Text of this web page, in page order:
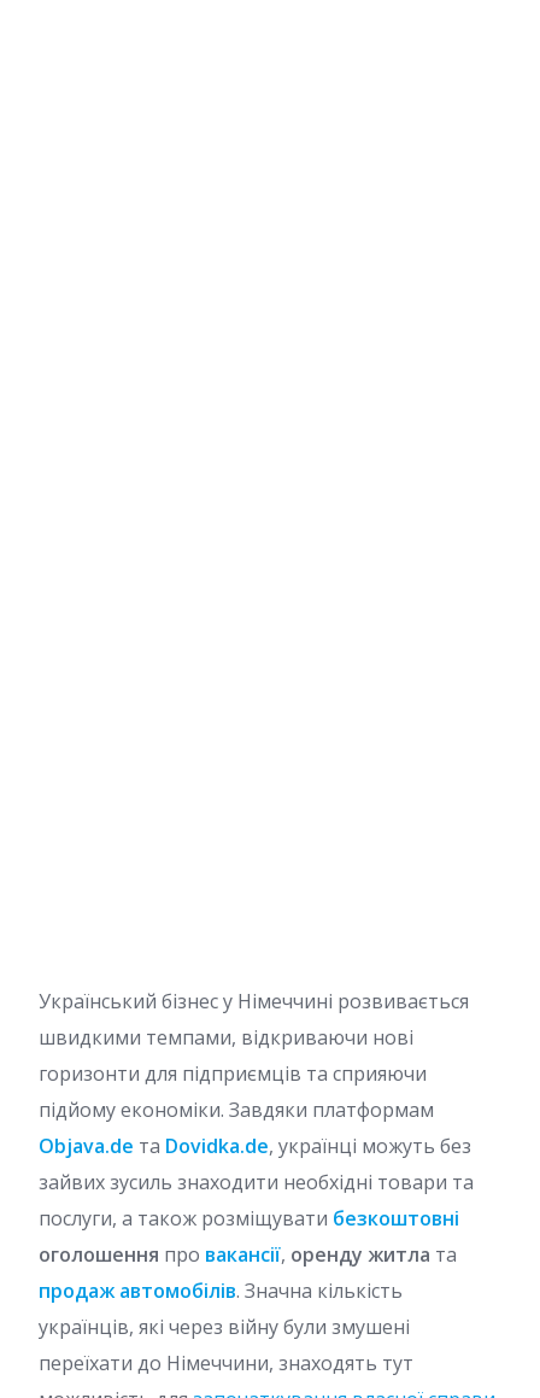
Український бізнес у Німеччині розвивається
швидкими темпами, відкриваючи нові
горизонти для підприємців та сприяючи
підйому економіки. Завдяки платформам
Objava.de та Dovidka.de, українці можуть без
зайвих зусиль знаходити необхідні товари та
послуги, а також розміщувати безкоштовні
оголошення про вакансії, оренду житла та
продаж автомобілів. Значна кількість
українців, які через війну були змушені
переїхати до Німеччини, знаходять тут